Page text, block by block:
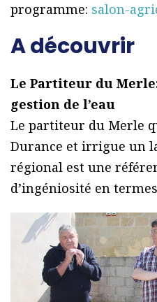
programme: salon-
A découvrir
Le Partiteur du
gestion de l’eau
Le partiteur du Merle
Durance et irrigue un
régional est une
d’ingéniosité en